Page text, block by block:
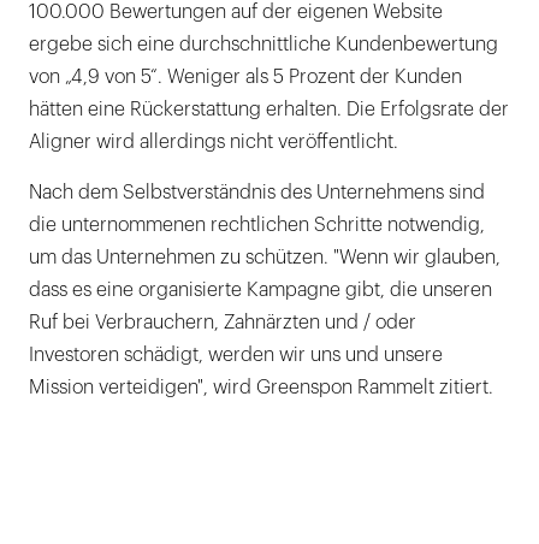
100.000 Bewertungen auf der eigenen Website
ergebe sich eine durchschnittliche Kundenbewertung
von „4,9 von 5“. Weniger als 5 Prozent der Kunden
hätten eine Rückerstattung erhalten. Die Erfolgsrate der
Aligner wird allerdings nicht veröffentlicht.
Nach dem Selbstverständnis des Unternehmens sind
die unternommenen rechtlichen Schritte notwendig,
um das Unternehmen zu schützen. "Wenn wir glauben,
dass es eine organisierte Kampagne gibt, die unseren
Ruf bei Verbrauchern, Zahnärzten und / oder
Investoren schädigt, werden wir uns und unsere
Mission verteidigen", wird Greenspon Rammelt zitiert.